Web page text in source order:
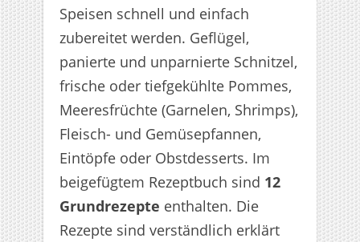
Speisen schnell und einfach
zubereitet werden. Geflügel,
panierte und unparnierte Schnitzel,
frische oder tiefgekühlte Pommes,
Meeresfrüchte (Garnelen, Shrimps),
Fleisch- und Gemüsepfannen,
Eintöpfe oder Obstdesserts. Im
beigefügtem Rezeptbuch sind 12
Grundrezepte enthalten. Die
Rezepte sind verständlich erklärt